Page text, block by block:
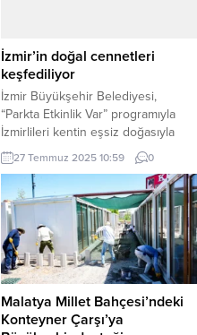
İzmir’in doğal cennetleri
keşfediliyor
İzmir Büyükşehir Belediyesi,
“Parkta Etkinlik Var” programıyla
İzmirlileri kentin eşsiz doğasıyla
buluşturmaya devam ediyor. İZMİR
(İGFA) – Temmuz ayı boyunca
İzmirliler, Çakalburnu Lagünü, kent
merkezindeki cennet Kültürpark,
Olivelo Yaşayan Parkı ve İnciraltı
Terapi Bahçesi’nde düzenlenen
etkinliklerde unutulmaz bir
deneyim yaşadı. Program ağustos,
eylül ve ekim aylarında da devam
edecek. İzmir...
27 Temmuz 2025 10:59 0
Malatya Millet Bahçesi’ndeki
Konteyner Çarşı’ya